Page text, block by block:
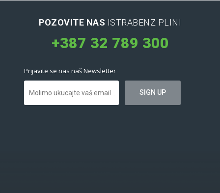
POZOVITE NAS ISTRABENZ PLINI
+387 32 789 300
Prijavite se nas naš Newsletter